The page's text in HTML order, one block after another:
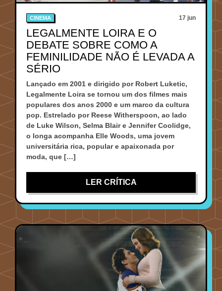
CINEMA 17 jun
LEGALMENTE LOIRA E O
DEBATE SOBRE COMO A
FEMINILIDADE NÃO É LEVADA A
SÉRIO
Lançado em 2001 e dirigido por Robert Luketic,
Legalmente Loira se tornou um dos filmes mais
populares dos anos 2000 e um marco da cultura
pop. Estrelado por Reese Witherspoon, ao lado
de Luke Wilson, Selma Blair e Jennifer Coolidge,
o longa acompanha Elle Woods, uma jovem
universitária rica, popular e apaixonada por
moda, que […]
LER CRÍTICA